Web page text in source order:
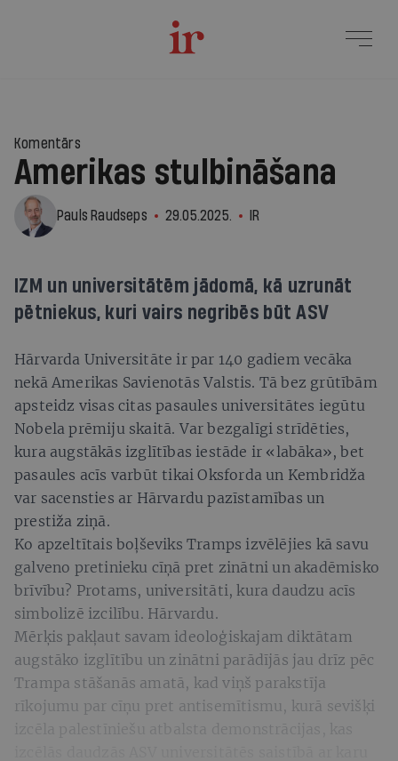
Komentārs
Amerikas stulbināšana
Pauls Raudseps 29.05.2025. IR
IZM un universitātēm jādomā, kā uzrunāt
pētniekus, kuri vairs negribēs būt ASV
Hārvarda Universitāte ir par 140 gadiem vecāka
nekā Amerikas Savienotās Valstis. Tā bez grūtībām
apsteidz visas citas pasaules universitātes iegūtu
Nobela prēmiju skaitā. Var bezgalīgi strīdēties,
kura augstākās izglītības iestāde ir «labāka», bet
pasaules acīs varbūt tikai Oksforda un Kembridža
var sacensties ar Hārvardu pazīstamības un
prestiža ziņā.
Ko apzeltītais boļševiks Tramps izvēlējies kā savu
galveno pretinieku cīņā pret zinātni un akadēmisko
brīvību? Protams, universitāti, kura daudzu acīs
simbolizē izcilību. Hārvardu.
Mērķis pakļaut savam ideoloģiskajam diktātam
augstāko izglītību un zinātni parādījās jau drīz pēc
Trampa stāšanās amatā, kad viņš parakstīja
rīkojumu par cīņu pret antisemītismu, kurā sevišķi
izcēla palestīniešu atbalsta demonstrācijas, kas